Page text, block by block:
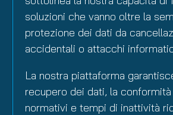
soluzioni che vanno oltre la
protezione dei dati da
accidentali o attacchi
La nostra piattaforma
recupero dei dati, la
normativi e tempi di inattività